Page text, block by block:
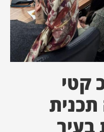
קטי
בעיר